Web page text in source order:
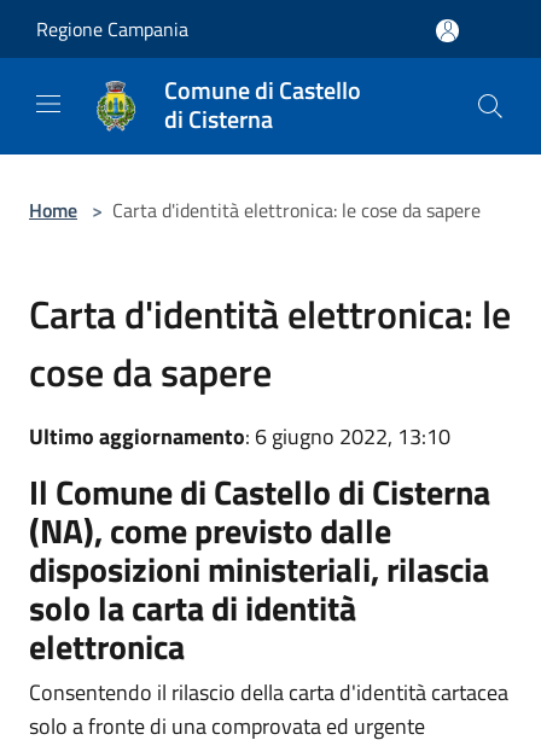
Regione Campania
Comune di Castello
di Cisterna
Home > Carta d'identità elettronica: le cose da sapere
Carta d'identità elettronica: le
cose da sapere
Ultimo aggiornamento: 6 giugno 2022, 13:10
Il Comune di Castello di Cisterna
(NA),come previsto dalle
disposizioni ministeriali, rilascia
solo la carta di identità
elettronica
Consentendo il rilascio della carta d'identità cartacea
solo a fronte di una comprovata ed urgente